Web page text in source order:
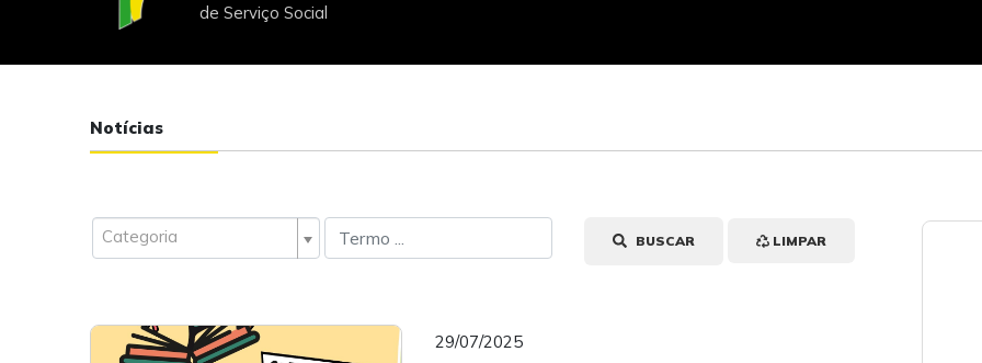
de Serviço Social
Notícias
Categoria BUSCAR LIMPAR
29/07/2025